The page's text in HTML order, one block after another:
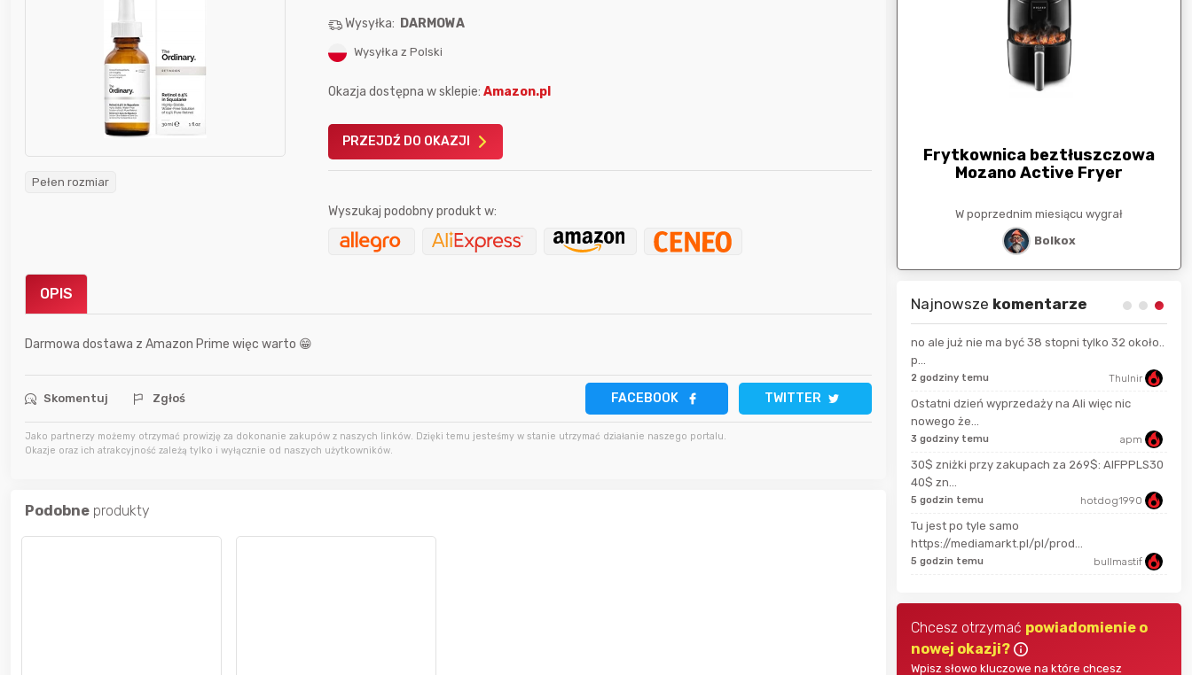
Pełen rozmiar
Wysyłka: DARMOWA
Wysyłka z Polski
Okazja dostępna w sklepie:Amazon.pl
PRZEJDŹ DO OKAZJI
Wyszukaj podobny produkt w:
OPIS
Darmowa dostawa z Amazon Prime więc warto 😁
Skomentuj Zgłoś FACEBOOK TWITTER
Jako partnerzy możemy otrzymać prowizję za dokonanie zakupów z naszych linków. Dzięki temu jesteśmy w stanie utrzymać działanie naszego portalu.
Okazje oraz ich atrakcyjność zależą tylko i wyłącznie od naszych użytkowników.
Podobne produkty
beztłuszczowa
Fryer
Gofrownica GÖTZE & JENSEN
DW900 1600W
Karta podarunkowa
Allegro 150zł
Frytkownica beztłuszczowa
Mozano Active Fryer
W poprzednim miesiącu wygrał
Bolkox
Najnowsze komentarze
2 godziny temu Thulnir
3 godziny temu apm
2 minuty temu MarcinG
godzinę temu
no ale już nie ma być 38 stopni tylko 32 około..
p...
2 godziny temu Thulnir
Ostatni dzień wyprzedaży na Ali więc nic
nowego że...
3 godziny temu apm
30$ zniżki przy zakupach za 269$: AIFPPLS30
40$ zn...
5 godzin temu hotdog1990
Tu jest po tyle samo
https://mediamarkt.pl/pl/prod...
5 godzin temu bullmastif
Chcesz otrzymać powiadomienie o
nowej okazji?
Wpisz słowo kluczowe na które chcesz